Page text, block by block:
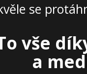
se
vše
a